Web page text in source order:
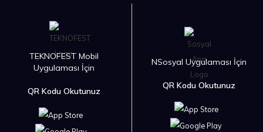
TEKNOFEST Mobil
Uygulaması İçin
QR Kodu Okutunuz
NSosyal Uygulaması İçin
QR Kodu Okutunuz